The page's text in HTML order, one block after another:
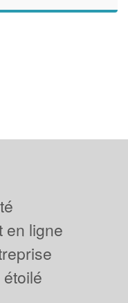
en ligne